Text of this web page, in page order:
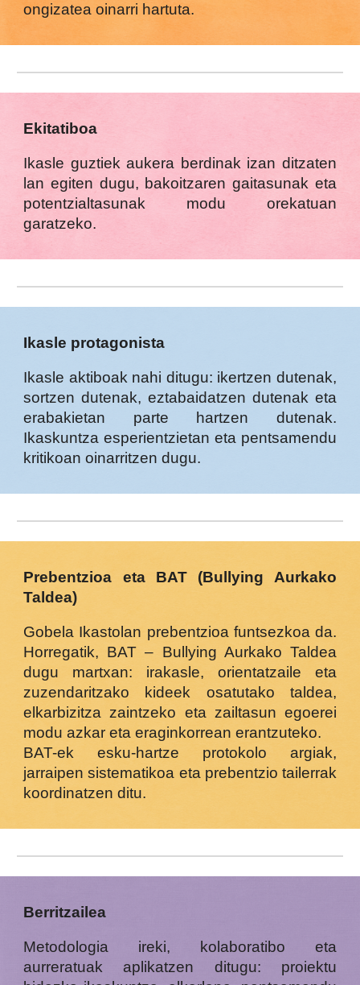
ongizatea oinarri hartuta.
Ekitatiboa
Ikasle guztiek aukera berdinak izan ditzaten
lan egiten dugu, bakoitzaren gaitasunak eta
potentzialtasunak modu orekatuan
garatzeko.
Ikasle protagonista
Ikasle aktiboak nahi ditugu: ikertzen dutenak,
sortzen dutenak, eztabaidatzen dutenak eta
erabakietan parte hartzen dutenak.
Ikaskuntza esperientzietan eta pentsamendu
kritikoan oinarritzen dugu.
Prebentzioa eta BAT (Bullying Aurkako
Taldea)
Gobela Ikastolan prebentzioa funtsezkoa da.
Horregatik, BAT – Bullying Aurkako Taldea
dugu martxan: irakasle, orientatzaile eta
zuzendaritzako kideek osatutako taldea,
elkarbizitza zaintzeko eta zailtasun egoerei
modu azkar eta eraginkorrean erantzuteko.
BAT-ek esku-hartze protokolo argiak,
jarraipen sistematikoa eta prebentzio tailerrak
koordinatzen ditu.
Berritzailea
Metodologia ireki, kolaboratibo eta
aurreratuak aplikatzen ditugu: proiektu